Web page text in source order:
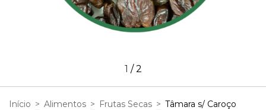
1 /2
Início > Alimentos > Frutas Secas > Tâmara s/ Caroço